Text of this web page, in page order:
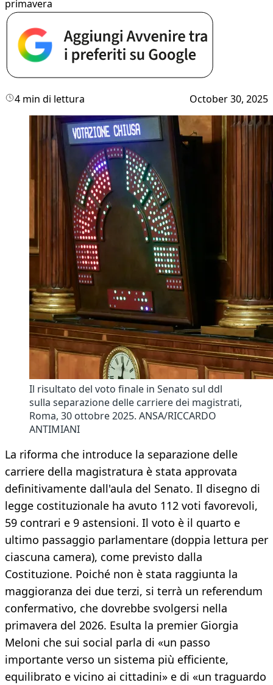
primavera
4 min di lettura October 30, 2025
Il risultato del voto finale in Senato sul ddl
sulla separazione delle carriere dei magistrati,
Roma, 30 ottobre 2025. ANSA/RICCARDO
ANTIMIANI
La riforma che introduce la separazione delle
carriere della magistratura è stata approvata
definitivamente dall'aula del Senato. Il disegno di
legge costituzionale ha avuto 112 voti favorevoli,
59 contrari e 9 astensioni. Il voto è il quarto e
ultimo passaggio parlamentare (doppia lettura per
ciascuna camera), come previsto dalla
Costituzione. Poiché non è stata raggiunta la
maggioranza dei due terzi, si terrà un referendum
confermativo, che dovrebbe svolgersi nella
primavera del 2026. Esulta la premier Giorgia
Meloni che sui social parla di «un passo
importante verso un sistema più efficiente,
equilibrato e vicino ai cittadini» e di «un traguardo